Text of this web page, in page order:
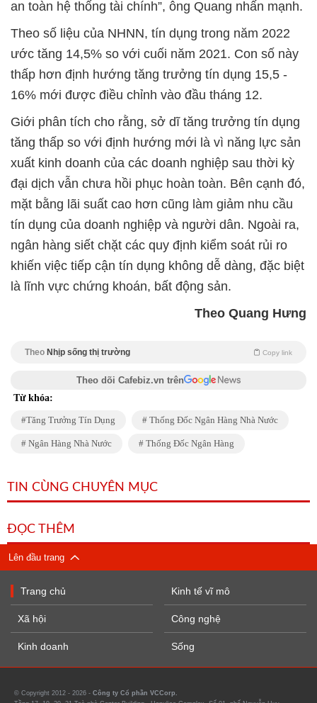
an toàn hệ thống tài chính”, ông Quang nhấn mạnh.
Theo số liệu của NHNN, tín dụng trong năm 2022
ước tăng 14,5% so với cuối năm 2021. Con số này
thấp hơn định hướng tăng trưởng tín dụng 15,5 -
16% mới được điều chỉnh vào đầu tháng 12.
Giới phân tích cho rằng, sở dĩ tăng trưởng tín dụng
tăng thấp so với định hướng mới là vì năng lực sản
xuất kinh doanh của các doanh nghiệp sau thời kỳ
đại dịch vẫn chưa hồi phục hoàn toàn. Bên cạnh đó,
mặt bằng lãi suất cao hơn cũng làm giảm nhu cầu
tín dụng của doanh nghiệp và người dân. Ngoài ra,
ngân hàng siết chặt các quy định kiểm soát rủi ro
khiến việc tiếp cận tín dụng không dễ dàng, đặc biệt
là lĩnh vực chứng khoán, bất động sản.
Theo Quang Hưng
Theo Nhịp sống thị trường Copy link
Theo dõi Cafebiz.vn trên
Từ khóa:
Tăng Trưởng Tín Dụng Thống Đốc Ngân Hàng Nhà Nước
Ngân Hàng Nhà Nước Thống Đốc Ngân Hàng
TIN CÙNG CHUYÊN MỤC
ĐỌC THÊM
Lên đầu trang
Trang chủ
Xã hội
Kinh doanh
Kinh tế vĩ mô
Công nghệ
Sống
© Copyright 2012 - 2026 - Công ty Cổ phần VCCorp.